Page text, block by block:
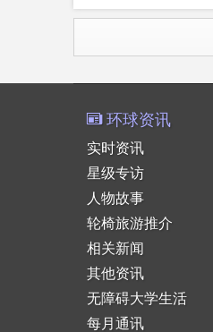
环球资讯
实时资讯
星级专访
人物故事
轮椅旅游推介
相关新闻
其他资讯
无障碍大学生活
每月通讯